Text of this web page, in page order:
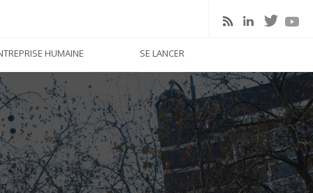
rss linkedintwitter
HUMAINE SE LANCER